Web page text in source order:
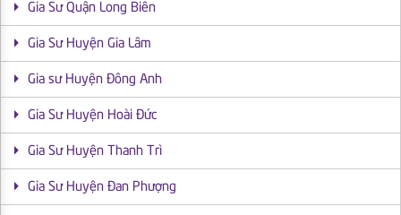
Gia Sư Quận Long Biên
Gia Sư Huyện Gia Lâm
Gia sư Huyện Đông Anh
Gia Sư Huyện Hoài Đức
Gia Sư Huyện Thanh Trì
Gia Sư Huyện Đan Phượng